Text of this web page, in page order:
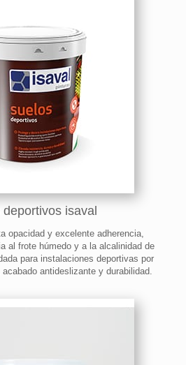
deportivos isaval
opacidad y excelente adherencia,
al frote húmedo y a la alcalinidad de
para instalaciones deportivas por
antideslizante y durabilidad.